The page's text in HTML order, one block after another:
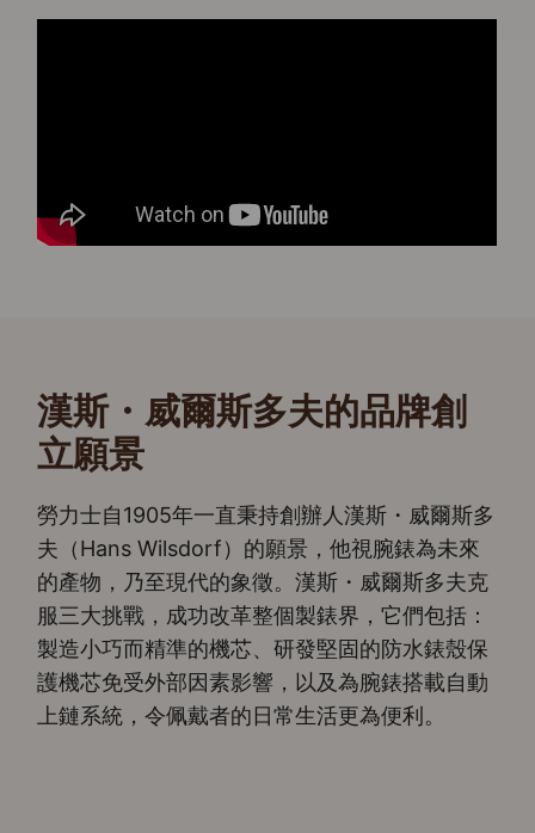
漢斯・威爾斯多夫的品牌創
立願景
勞力士自1905年一直秉持創辦人漢斯・威爾斯多
夫（Hans Wilsdorf）的願景，他視腕錶為未來
的產物，乃至現代的象徵。漢斯・威爾斯多夫克
服三大挑戰，成功改革整個製錶界，它們包括：
製造小巧而精準的機芯、研發堅固的防水錶殼保
護機芯免受外部因素影響，以及為腕錶搭載自動
上鏈系統，令佩戴者的日常生活更為便利。